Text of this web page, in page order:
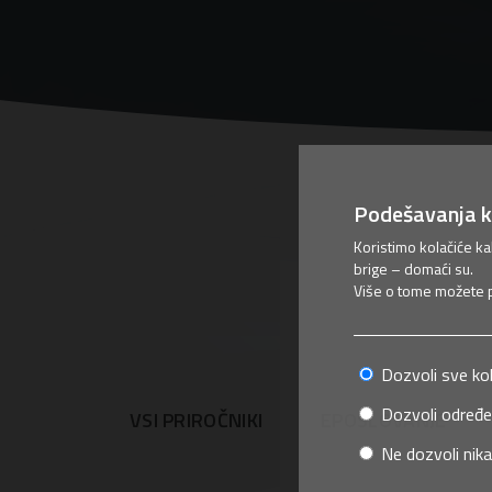
VSI PRIROČNIKI EPOSLOVANJE
Podešavanja
Koristimo kolačiće
brige – domaći su.
Više o tome možete
Dozvoli sve
Dozvoli
Ne dozvoli